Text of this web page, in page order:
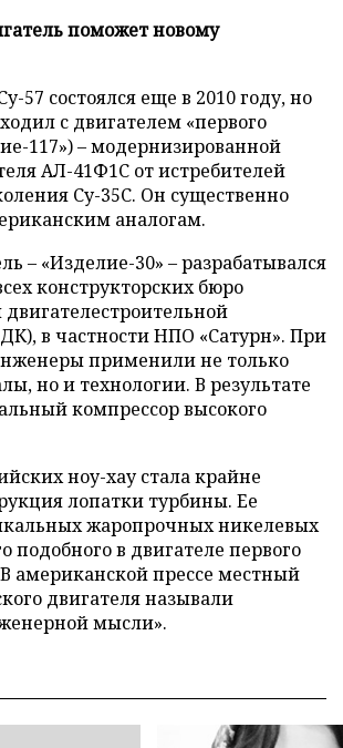
поможет новому
57 состоялся еще в 2010 году, но
с двигателем «первого
117») – модернизированной
АЛ-41Ф1С от истребителей
Су-35С. Он существенно
аналогам.
– «Изделие-30» – разрабатывался
конструкторских бюро
в частности НПО «Сатурн». При
применили не только
но и технологии. В результате
компрессор высокого
ноу-хау стала крайне
лопатки турбины. Ее
жаропрочных никелевых
подобного в двигателе первого
американской прессе местный
двигателя называли
мысли».